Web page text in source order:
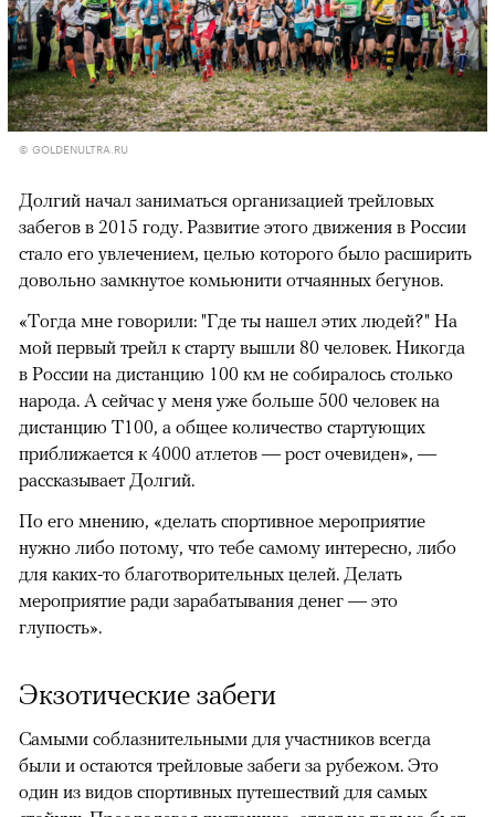
© GOLDENULTRA.RU
Долгий начал заниматься организацией трейловых
забегов в 2015 году. Развитие этого движения в России
стало его увлечением, целью которого было расширить
довольно замкнутое комьюнити отчаянных бегунов.
«Тогда мне говорили: "Где ты нашел этих людей?" На
мой первый трейл к старту вышли 80 человек. Никогда
в России на дистанцию 100 км не собиралось столько
народа. А сейчас у меня уже больше 500 человек на
дистанцию Т100, а общее количество стартующих
приближается к 4000 атлетов — рост очевиден», —
рассказывает Долгий.
По его мнению, «делать спортивное мероприятие
нужно либо потому, что тебе самому интересно, либо
для каких-то благотворительных целей. Делать
мероприятие ради зарабатывания денег — это
глупость».
Экзотические забеги
Самыми соблазнительными для участников всегда
были и остаются трейловые забеги за рубежом. Это
один из видов спортивных путешествий для самых